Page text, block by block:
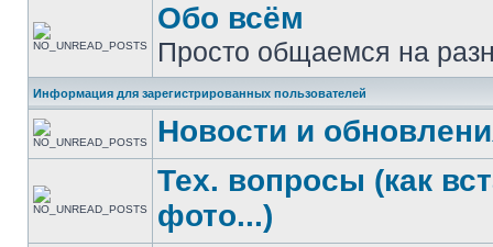
Обо всём
Просто общаемся на
Информация для зарегистрированных пользователей
Новости и
Тех. вопросы (как
фото...)